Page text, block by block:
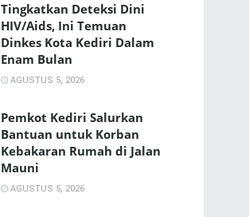
Tingkatkan Deteksi Dini
HIV/Aids, Ini Temuan
Dinkes Kota Kediri Dalam
Enam Bulan
AGUSTUS 5, 2026
Pemkot Kediri Salurkan
Bantuan untuk Korban
Kebakaran Rumah di Jalan
Mauni
AGUSTUS 5, 2026